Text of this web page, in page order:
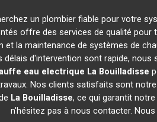
un plombier fiable pour votre
offre des services de qualité
et la maintenance de systèmes de
délais d'intervention sont rapide,
eau electrique La Bouilladisse
Nos clients satisfaits sont
La Bouilladisse, ce qui garantit
n'hésitez pas à nous contacter.